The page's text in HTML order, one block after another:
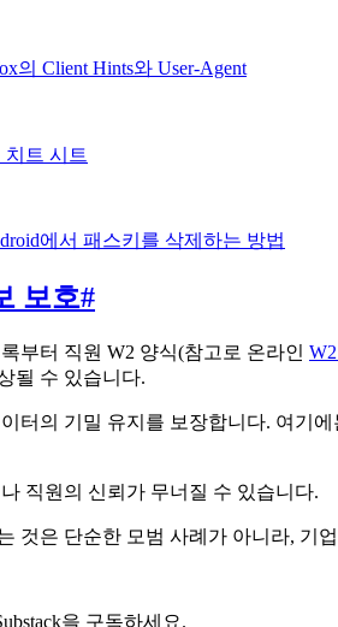
의 Client Hints와 User-Agent
트 시트
에서 패스키를 삭제하는 방법
보호#
부터 직원 W2 양식(참고로 온라인
될 수 있습니다.
터의 기밀 유지를 보장합니다. 여기에
직원의 신뢰가 무너질 수 있습니다.
것은 단순한 모범 사례가 아니라, 기
을 구독하세요.